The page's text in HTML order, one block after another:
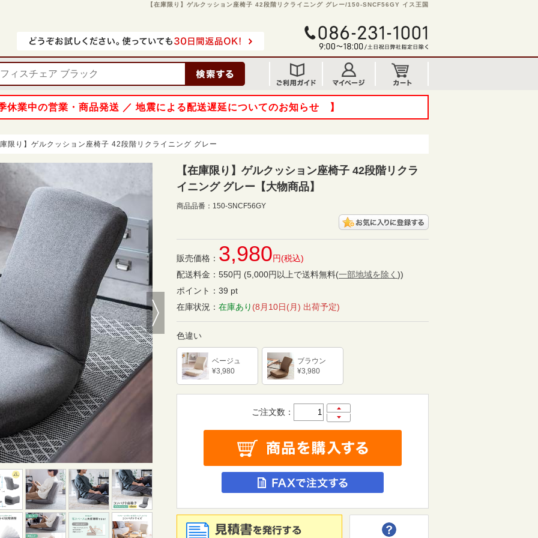
【在庫限り】ゲルクッション座椅子 42段階リクライニング グレー/150-SNCF56GY イス王国
業中の営業・商品発送 ／ 地震による配送遅延についてのお知らせ 】
限り】ゲルクッション座椅子 42段階リクライニング グレー
Next
【在庫限り】ゲルクッション座椅子 42段階リクラ
イニング グレー【大物商品】
商品品番： 150-SNCF56GY
販売価格： 3,980円(税込)
配送料金： 550円 (5,000円以上で送料無料(一部地域を除く ))
ポイント： 39 pt
在庫状況： 在庫あり (8月10日(月) 出荷予定)
色違い
ベージュ
¥3,980
ブラウン
¥3,980
ご注文数：